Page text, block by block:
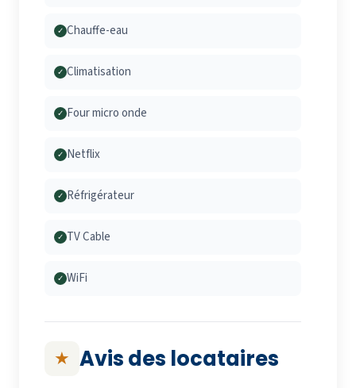
✓ Chauffe-eau
✓ Climatisation
✓ Four micro onde
✓ Netflix
✓ Réfrigérateur
✓ TV Cable
✓ WiFi
★ Avis des locataires